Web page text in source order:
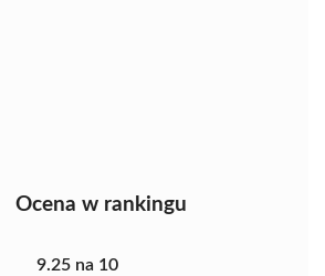
Ocena w rankingu
9.25 na 10